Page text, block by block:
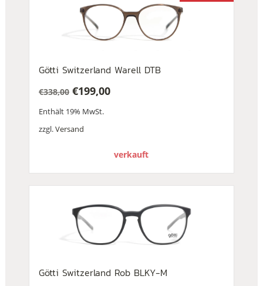
Götti Switzerland Warell DTB
€338,00
Preis
war:
€199,00
Preis
ist:
Enthält 19% MwSt.
zzgl.Versand
verkauft
Götti Switzerland Rob BLKY-M